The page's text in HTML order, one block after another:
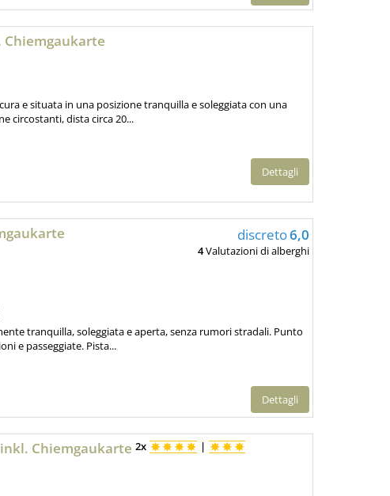
Chiemgaukarte
e situata in una posizione tranquilla e soleggiata con una
circostanti, dista circa 20...
Dettagli
discreto6,0
4Valutazioni di alberghi
tranquilla, soleggiata e aperta, senza rumori stradali. Punto
e passeggiate. Pista...
Dettagli
Chiemgaukarte 2x |